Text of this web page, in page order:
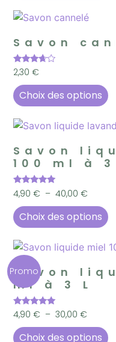
Savon
Note
3.50
sur 5
2,30€
Choix des options
Savon
100 ml à 3
Note
5.00
sur 5
4,90€ – 40,00€
Choix des options
Promo
Savon
ml à 3 L
Note
5.00
sur 5
4,90€ – 30,00€
Choix des options